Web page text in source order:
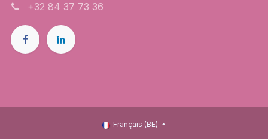
+32 84 37 73 36
Français (BE)